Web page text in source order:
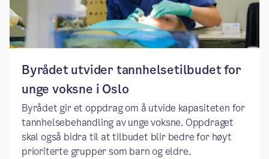
Byrådet utvider tannhelsetilbudet for
unge voksne i Oslo
Byrådet gir et oppdrag om å utvide kapasiteten for
tannhelsebehandling av unge voksne. Oppdraget
skal også bidra til at tilbudet blir bedre for høyt
prioriterte grupper som barn og eldre.